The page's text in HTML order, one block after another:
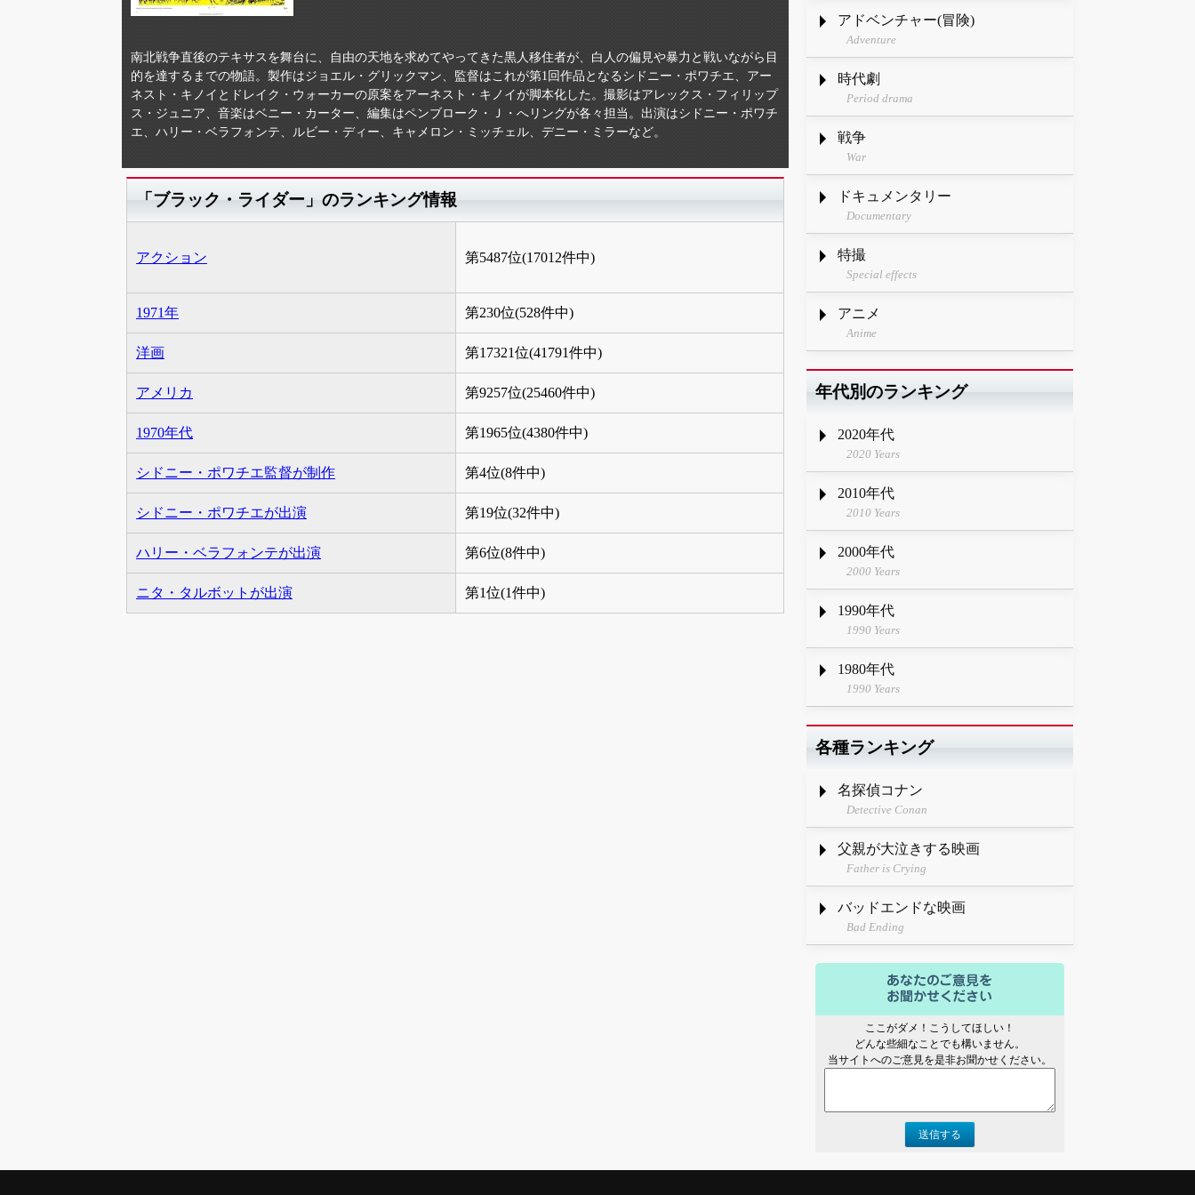
南北戦争直後のテキサスを舞台に、自由の天地を求めてやってきた黒人移住者が、白人の偏見や暴力と戦いながら目
的を達するまでの物語。製作はジョエル・グリックマン、監督はこれが第1回作品となるシドニー・ポワチエ、アー
ネスト・キノイとドレイク・ウォーカーの原案をアーネスト・キノイが脚本化した。撮影はアレックス・フィリップ
ス・ジュニア、音楽はベニー・カーター、編集はペンブローク・Ｊ・へリングが各々担当。出演はシドニー・ポワチ
エ、ハリー・ベラフォンテ、ルビー・ディー、キャメロン・ミッチェル、デニー・ミラーなど。
「ブラック・ライダー」のランキング情報
アクション 第5487位(17012件中)
1971年 第230位(528件中)
洋画 第17321位(41791件中)
アメリカ 第9257位(25460件中)
1970年代 第1965位(4380件中)
シドニー・ポワチエ監督が制作 第4位(8件中)
シドニー・ポワチエが出演 第19位(32件中)
ハリー・ベラフォンテが出演 第6位(8件中)
ニタ・タルボットが出演 第1位(1件中)
アドベンチャー(冒険)
Adventure
時代劇
Period drama
戦争
War
ドキュメンタリー
Documentary
特撮
Special effects
アニメ
Anime
年代別のランキング
2020年代
2020 Years
2010年代
2010 Years
2000年代
2000 Years
1990年代
1990 Years
1980年代
1990 Years
各種ランキング
名探偵コナン
Detective Conan
父親が大泣きする映画
Father is Crying
バッドエンドな映画
Bad Ending
ここがダメ！こうしてほしい！
どんな些細なことでも構いません。
当サイトへのご意見を是非お聞かせください。
送信する